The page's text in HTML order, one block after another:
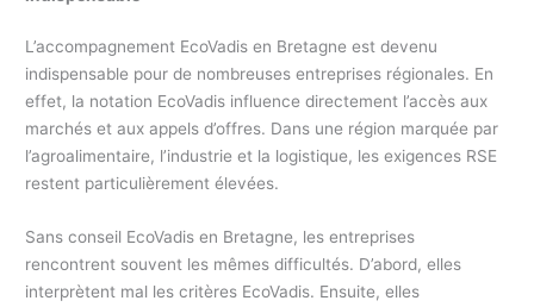
L’accompagnement EcoVadis en Bretagne est devenu
indispensable pour de nombreuses entreprises régionales. En
effet, la notation EcoVadis influence directement l’accès aux
marchés et aux appels d’offres. Dans une région marquée par
l’agroalimentaire, l’industrie et la logistique, les exigences RSE
restent particulièrement élevées.
Sans conseil EcoVadis en Bretagne, les entreprises
rencontrent souvent les mêmes difficultés. D’abord, elles
interprètent mal les critères EcoVadis. Ensuite, elles